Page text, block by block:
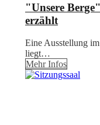
"Unsere
erzählt
Eine Ausstellung
liegt…
Mehr Infos